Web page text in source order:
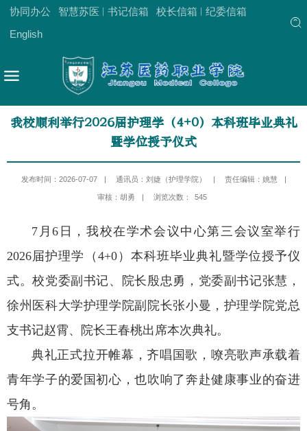
协同办公 智慧苏医 书记信箱 校长信箱
纪委信箱
English
我校顺利举行2026届护理学（4+0）本科班毕业典礼
暨学位授予仪式
发布时间：2026-07-07 | 通讯员：刘婕（护理学院） | 责任编辑：姚慧 |
审核：胡勇 | 浏览次数： 545
7月6日，我校在学术会议中心第三会议室举行
2026届护理学（4+0）本科班毕业典礼暨学位授予仪
式。校党委副书记、院长殷忠勇，党委副书记张慧，
徐州医科大学护理学院副院长张小曼，护理学院党总
支书记赵霄、院长王春桃出席本次典礼。
典礼正式拉开帷幕，齐唱国歌，嘹亮歌声承载着
青年学子的爱国初心，也吹响了奔赴健康事业的奋进
号角。